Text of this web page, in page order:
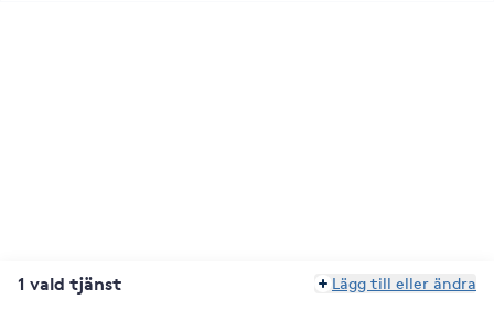
1 vald tjänst Lägg till eller ändra